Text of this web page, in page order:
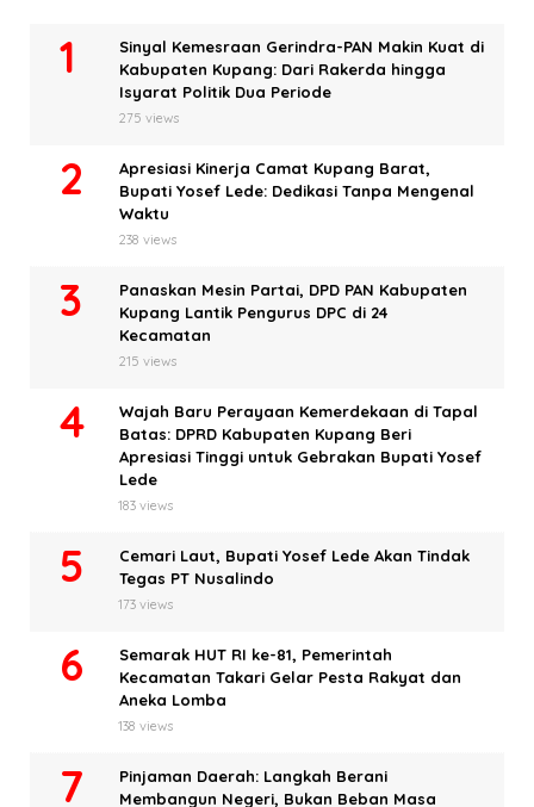
Sinyal Kemesraan Gerindra-PAN Makin Kuat di
Kabupaten Kupang: Dari Rakerda hingga
Isyarat Politik Dua Periode
275 views
Apresiasi Kinerja Camat Kupang Barat,
Bupati Yosef Lede: Dedikasi Tanpa Mengenal
Waktu
238 views
Panaskan Mesin Partai, DPD PAN Kabupaten
Kupang Lantik Pengurus DPC di 24
Kecamatan
215 views
Wajah Baru Perayaan Kemerdekaan di Tapal
Batas: DPRD Kabupaten Kupang Beri
Apresiasi Tinggi untuk Gebrakan Bupati Yosef
Lede
183 views
Cemari Laut, Bupati Yosef Lede Akan Tindak
Tegas PT Nusalindo
173 views
Semarak HUT RI ke-81, Pemerintah
Kecamatan Takari Gelar Pesta Rakyat dan
Aneka Lomba
138 views
Pinjaman Daerah: Langkah Berani
Membangun Negeri, Bukan Beban Masa